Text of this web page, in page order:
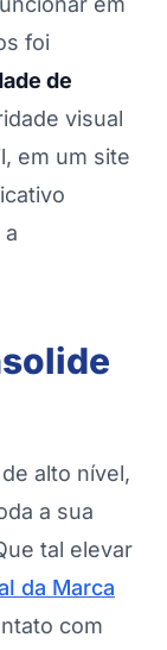
foi
de
visual
em um site
alto nível,
a sua
tal elevar
da Marca
com